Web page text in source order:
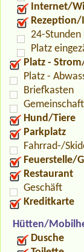
Internet/
24-Stunden
Platz
Platz -
Platz -
Briefkasten
Hund/Tiere
Parkplatz
Fahrrad-/
Feuerstelle/
Restaurant
Geschäft
Kreditkarte
Hütten/
Dusche